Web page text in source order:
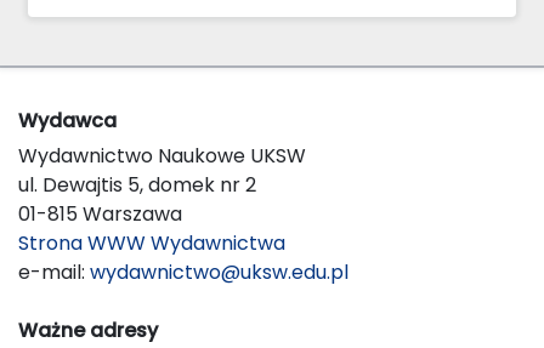
Wydawca
Wydawnictwo Naukowe UKSW
ul. Dewajtis 5, domek nr 2
01-815 Warszawa
Strona WWW Wydawnictwa
e-mail: wydawnictwo@uksw.edu.pl
Ważne adresy